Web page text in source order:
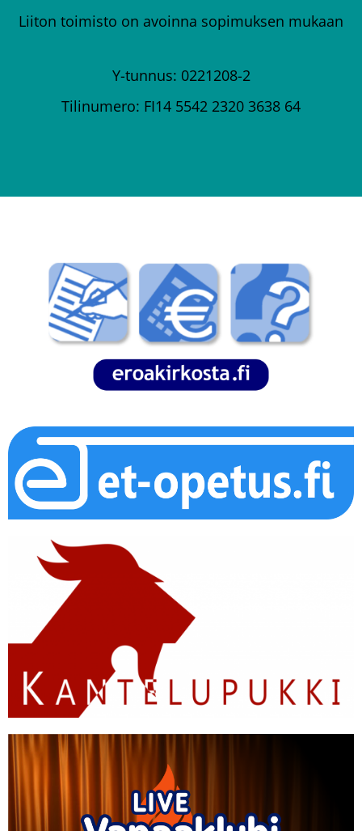
Liiton toimisto on avoinna sopimuksen mukaan
Y-tunnus: 0221208-2
Tilinumero: FI14 5542 2320 3638 64